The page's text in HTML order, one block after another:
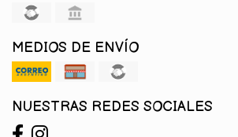
MEDIOS DE ENVÍO
NUESTRAS REDES SOCIALES